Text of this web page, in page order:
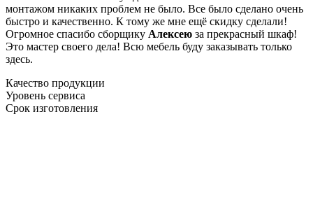
монтажом никаких проблем не было. Все было сделано очень
быстро и качественно. К тому же мне ещё скидку сделали!
Огромное спасибо сборщику Алексею за прекрасный шкаф!
Это мастер своего дела! Всю мебель буду заказывать только
здесь.
Качество продукции
Уровень сервиса
Срок изготовления